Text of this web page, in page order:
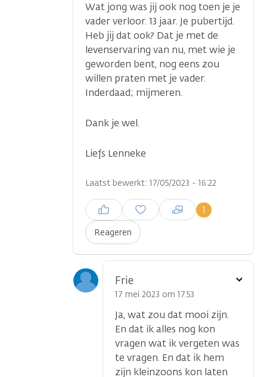
Wat jong was jij ook nog toen je je
vader verloor. 13 jaar. Je pubertijd.
Heb jij dat ook? Dat je met de
levenservaring van nu, met wie je
geworden bent, nog eens zou
willen praten met je vader.
Inderdaad; mijmeren.
Dank je wel.
Liefs Lenneke
Laatst bewerkt: 17/05/2023 - 16:22
Reageren
1
Inloggen om een reactie te
plaatsen
Frie
17 mei 2023 om 17.53
Ja, wat zou dat mooi zijn.
En dat ik alles nog kon
vragen wat ik vergeten was
te vragen. En dat ik hem
zijn kleinzoons kon laten
Toon